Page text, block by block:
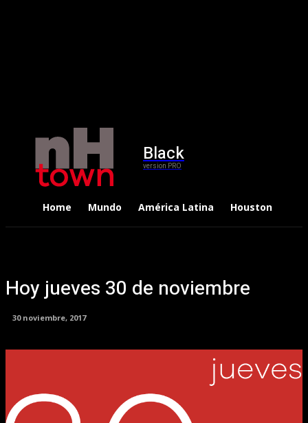
Black
version PRO
Home Mundo América Latina Houston
Hoy jueves 30 de noviembre
30 noviembre, 2017